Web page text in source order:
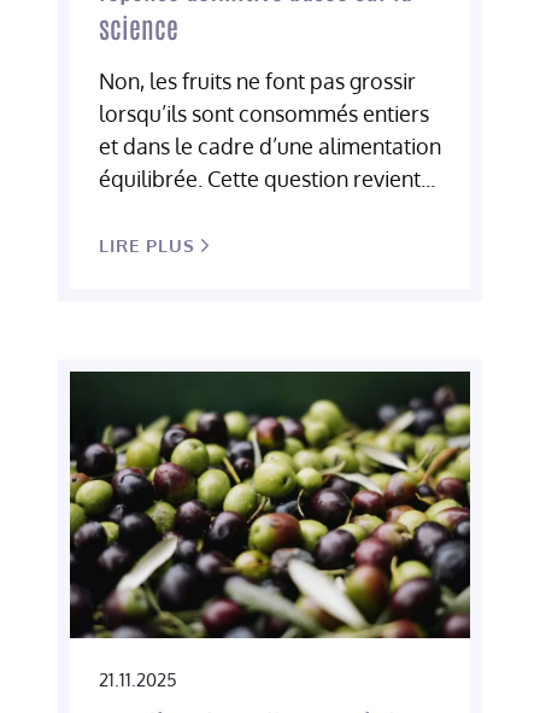
science
Non, les fruits ne font pas grossir
lorsqu’ils sont consommés entiers
et dans le cadre d’une alimentation
équilibrée. Cette question revient...
LIRE PLUS
21.11.2025